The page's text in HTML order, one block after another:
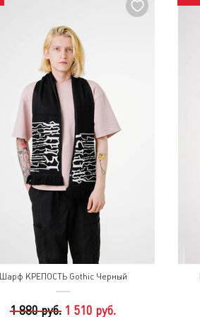
Шарф КРЕПОСТЬ Gothic Черный
1 880 руб. 1 510 руб.